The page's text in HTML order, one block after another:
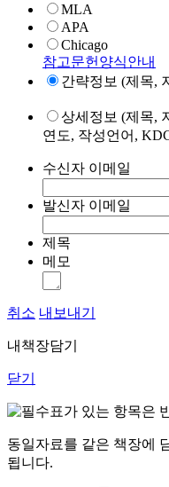
MLA
APA
Chicago
참고문헌양식안내
간략정보 (제목,
상세정보 (제목,
연도, 작성언어,
수신자 이메일
발신자 이메일
제목
메모
취소 내보내기
내책장담기
닫기
표가 있는 항목은
동일자료를 같은 책장에
됩니다.